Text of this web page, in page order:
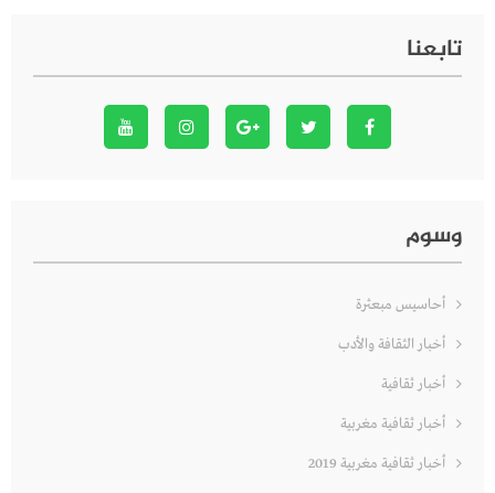
تابعنا
وسوم
أحاسيس مبعثرة
أخبار الثقافة والأدب
أخبار ثقافية
أخبار ثقافية مغربية
أخبار ثقافية مغربية 2019